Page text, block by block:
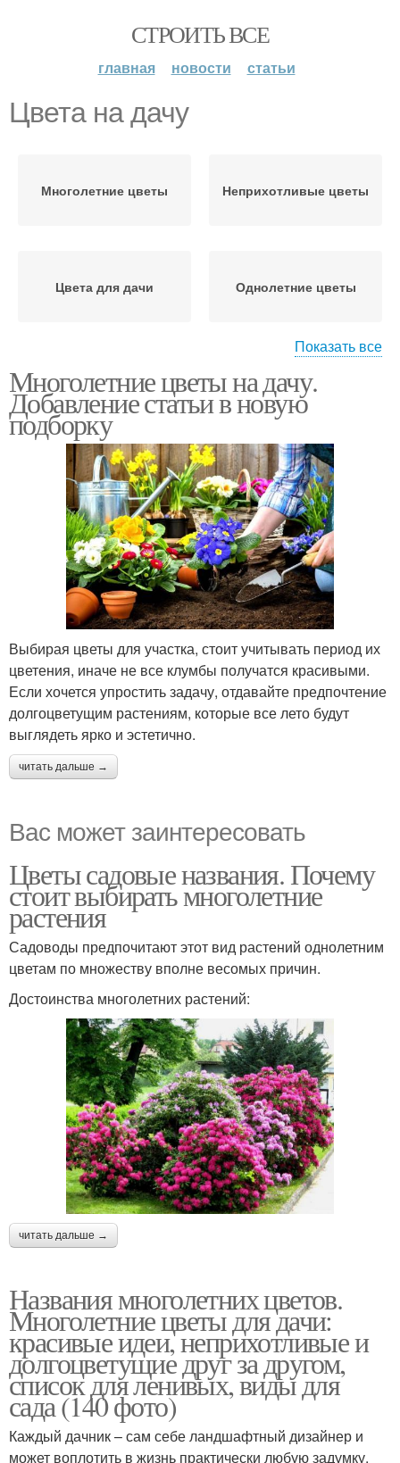
СТРОИТЬ ВСЕ
главная новости статьи
Цвета на дачу
Многолетние цветы Неприхотливые цветы
Цвета для дачи Однолетние цветы
Неприхотливые цвета Низкорослые цветы
Многолетние цвета
Показать все
Многолетние цветы на дачу.
Добавление статьи в новую
подборку
Выбирая цветы для участка, стоит учитывать период их
цветения, иначе не все клумбы получатся красивыми.
Если хочется упростить задачу, отдавайте предпочтение
долгоцветущим растениям, которые все лето будут
выглядеть ярко и эстетично.
читать дальше →
Вас может заинтересовать
Цветы садовые названия. Почему
стоит выбирать многолетние
растения
Садоводы предпочитают этот вид растений однолетним
цветам по множеству вполне весомых причин.
Достоинства многолетних растений:
читать дальше →
Названия многолетних цветов.
Многолетние цветы для дачи:
красивые идеи, неприхотливые и
долгоцветущие друг за другом,
список для ленивых, виды для
сада (140 фото)
Каждый дачник – сам себе ландшафтный дизайнер и
может воплотить в жизнь практически любую задумку.